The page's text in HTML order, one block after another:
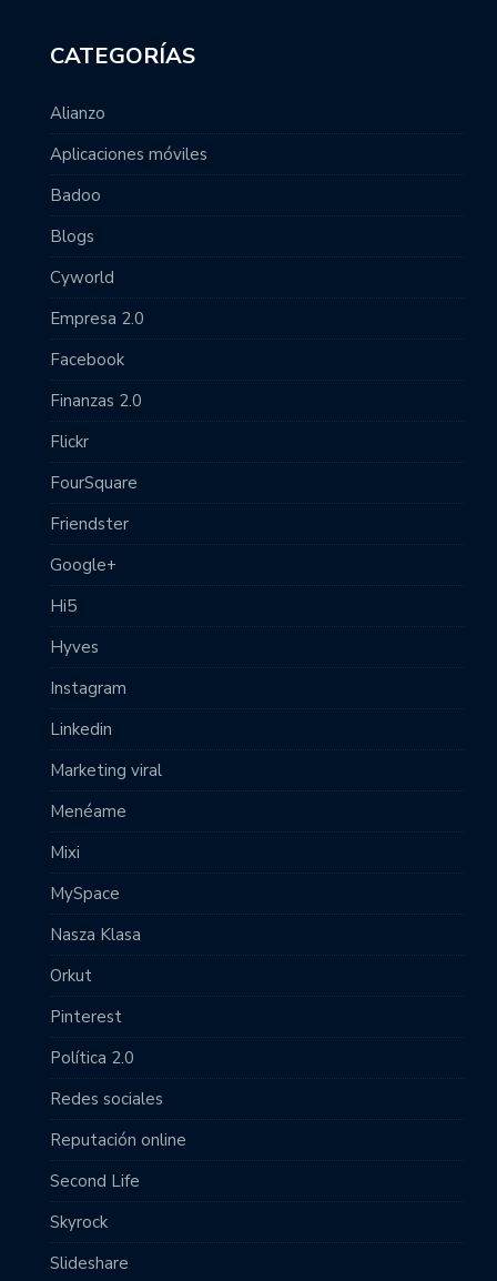
CATEGORÍAS
Alianzo
Aplicaciones móviles
Badoo
Blogs
Cyworld
Empresa 2.0
Facebook
Finanzas 2.0
Flickr
FourSquare
Friendster
Google+
Hi5
Hyves
Instagram
Linkedin
Marketing viral
Menéame
Mixi
MySpace
Nasza Klasa
Orkut
Pinterest
Política 2.0
Redes sociales
Reputación online
Second Life
Skyrock
Slideshare